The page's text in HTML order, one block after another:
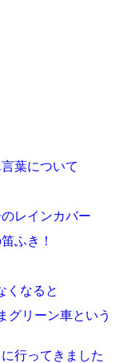
葉について
レインカバー
ふき！
くなると
グリーン車という
行ってきました